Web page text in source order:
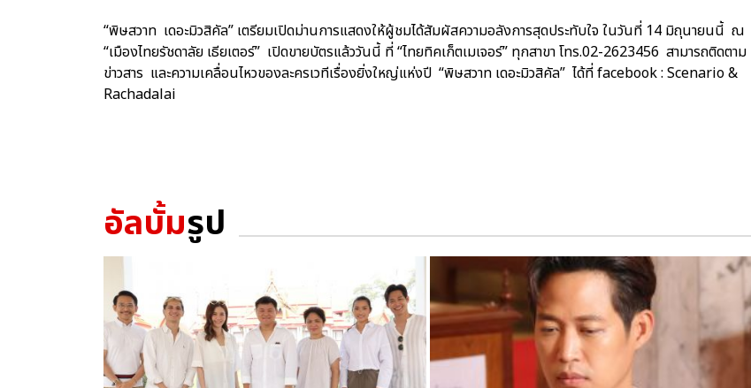
“พิษสวาท เดอะมิวสิคัล” เตรียมเปิดม่านการแสดงให้ผู้ชมได้สัมผัสความอลังการสุดประทับใจ ในวันที่ 14 มิถุนายนนี้ ณ
“เมืองไทยรัชดาลัย เธียเตอร์” เปิดขายบัตรแล้ววันนี้ ที่ “ไทยทิคเก็ตเมเจอร์” ทุกสาขา โทร.02-2623456 สามารถติดตาม
ข่าวสาร และความเคลื่อนไหวของละครเวทีเรื่องยิ่งใหญ่แห่งปี “พิษสวาท เดอะมิวสิคัล” ได้ที่ facebook : Scenario &
Rachadalai
อัลบั้มรูป